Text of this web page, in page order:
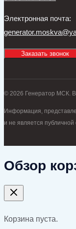
Электронная почта:
Заказать звонок
© 2026 Генератор МСК.
Информация,
и не является
Обзор
Корзина пуста.